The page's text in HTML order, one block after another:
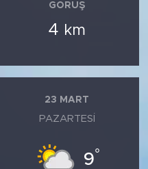
GÖRÜŞ
4 km
23 MART
PAZARTESI
9°